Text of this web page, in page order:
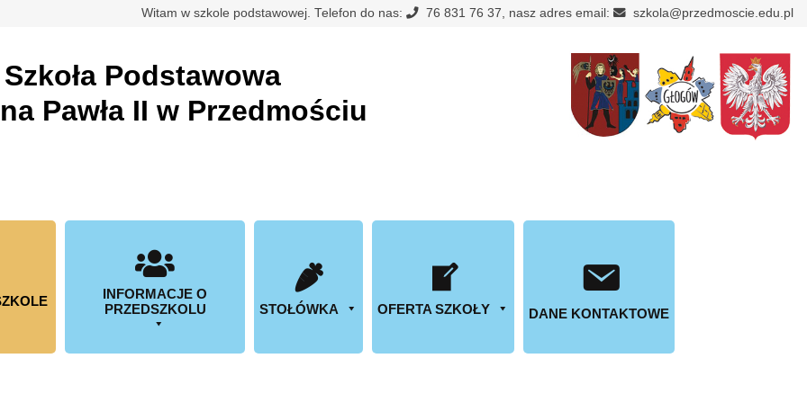
Witam w szkole podstawowej. Telefon do nas: 76 831 76 37, nasz adres email: szkola@przedmoscie.edu.pl
Szkoła Podstawowa
Pawła II w Przedmościu
INFORMACJE O
PRZEDSZKOLU
STOŁÓWKA OFERTA SZKOŁY DANE KONTAKTOWE